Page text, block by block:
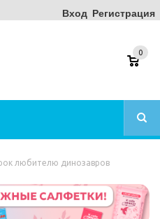
Вход Регистрация
0
любителю динозавров